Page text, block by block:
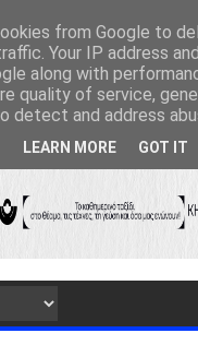
from Google to
Your IP address
along with
quality of service,
detect and address
LEARN MORE GOT IT